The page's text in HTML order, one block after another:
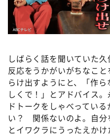
しばらく話を聞いていた
反応をうかがいがちなこ
らけ出すようにと、「作
しくで！」とアドバイス
ドトークをしゃべってい
い？ 関係ないのよ。自分
とイワクラにうったえかけ